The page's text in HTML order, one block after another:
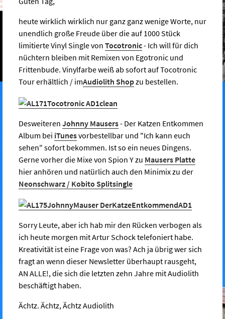
heute wirklich wirklich nur ganz ganz wenige Worte, nur
unendlich große Freude über die auf 1000 Stück
limitierte Vinyl Single von Tocotronic- Ich will für dich
nüchtern bleiben mit Remixen von Egotronic und
Frittenbude. Vinylfarbe weiß ab sofort auf Tocotronic
Tour erhältlich / imAudiolith Shopzu bestellen.
Desweiteren Johnny Mausers- Der Katzen Entkommen
Album bei iTunesvorbestellbar und "Ich kann euch
sehen" sofort bekommen. Ist so ein neues Dingens.
Gerne vorher die Mixe von Spion Y zu Mausers Platte
hier anhören und natürlich auch den Minimix zu der
Neonschwarz / Kobito Splitsingle
Sorry Leute, aber ich hab mir den Rücken verbogen als
ich heute morgen mit Artur Schock telefoniert habe.
Kreativität ist eine Frage von was? Ach ja übrig wer sich
fragt an wenn dieser Newsletter überhaupt rausgeht,
AN ALLE!, die sich die letzten zehn Jahre mit Audiolith
beschäftigt haben.
Ächtz. Ächtz, Ächtz Audiolith